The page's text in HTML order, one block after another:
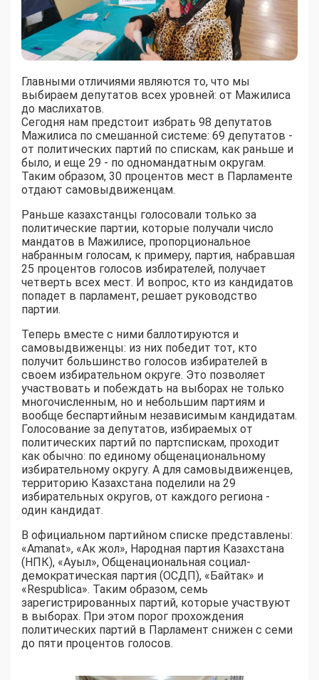
Главными отличиями являются то, что мы
выбираем депутатов всех уровней: от Мажилиса
до маслихатов.
Сегодня нам предстоит избрать 98 депутатов
Мажилиса по смешанной системе: 69 депутатов -
от политических партий по спискам, как раньше и
было, и еще 29 - по одномандатным округам.
Таким образом, 30 процентов мест в Парламенте
отдают самовыдвиженцам.
Раньше казахстанцы голосовали только за
политические партии, которые получали число
мандатов в Мажилисе, пропорциональное
набранным голосам, к примеру, партия, набравшая
25 процентов голосов избирателей, получает
четверть всех мест. И вопрос, кто из кандидатов
попадет в парламент, решает руководство
партии.
Теперь вместе с ними баллотируются и
самовыдвиженцы: из них победит тот, кто
получит большинство голосов избирателей в
своем избирательном округе. Это позволяет
участвовать и побеждать на выборах не только
многочисленным, но и небольшим партиям и
вообще беспартийным независимым кандидатам.
Голосование за депутатов, избираемых от
политических партий по партспискам, проходит
как обычно: по единому общенациональному
избирательному округу. А для самовыдвиженцев,
территорию Казахстана поделили на 29
избирательных округов, от каждого региона -
один кандидат.
В официальном партийном списке представлены:
«Amanat», «Ак жол», Народная партия Казахстана
(НПК), «Ауыл», Общенациональная социал-
демократическая партия (ОСДП), «Байтак» и
«Respublica». Таким образом, семь
зарегистрированных партий, которые участвуют
в выборах. При этом порог прохождения
политических партий в Парламент снижен с семи
до пяти процентов голосов.